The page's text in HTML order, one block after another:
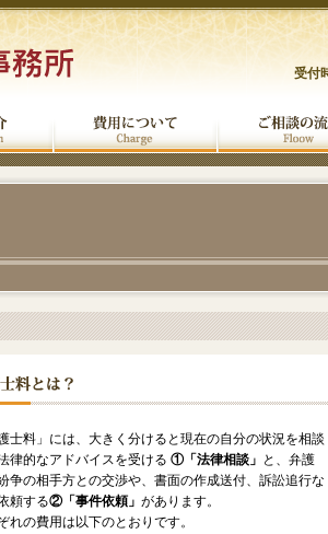
受付
護士料」には、大きく分けると現在の自分の状況を相談
律的なアドバイスを受ける ①「法律相談」 と、弁護
争の相手方との交渉や、書面の作成送付、訴訟追行な
頼する②「事件依頼」 があります。
れの費用は以下のとおりです。